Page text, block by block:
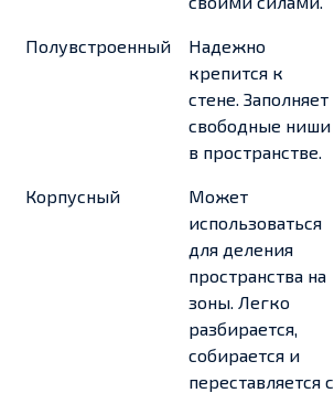
Полувстроенный
Надежно
крепится к
стене. Заполняет
свободные ниши
в пространстве.
Корпусный
Может
использоваться
для деления
пространства на
зоны. Легко
разбирается,
собирается и
переставляется с